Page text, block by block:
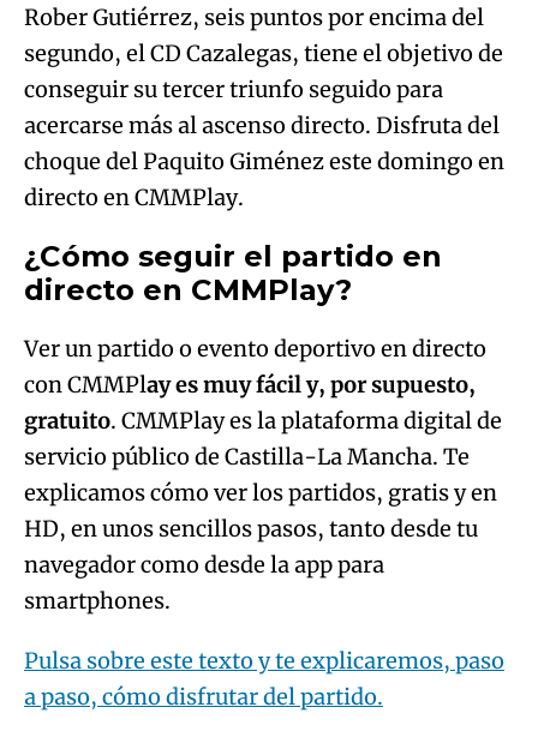
Rober Gutiérrez, seis puntos por encima del
segundo, el CD Cazalegas, tiene el objetivo de
conseguir su tercer triunfo seguido para
acercarse más al ascenso directo. Disfruta del
choque del Paquito Giménez este domingo en
directo en CMMPlay.
¿Cómo seguir el partido en
directo en CMMPlay?
Ver un partido o evento deportivo en directo
con CMMPlay es muy fácil y, por supuesto,
gratuito. CMMPlay es la plataforma digital de
servicio público de Castilla-La Mancha. Te
explicamos cómo ver los partidos, gratis y en
HD, en unos sencillos pasos, tanto desde tu
navegador como desde la app para
smartphones.
Pulsa sobre este texto y te explicaremos, paso
a paso, cómo disfrutar del partido.